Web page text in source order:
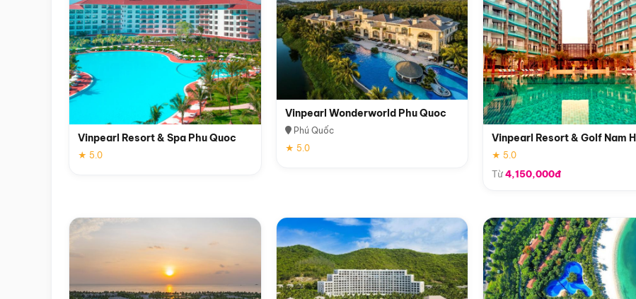
Vinpearl Resort & Spa Phu Quoc
★ 5.0
Vinpearl Wonderworld Phu Quoc
Phú Quốc
★ 5.0
Vinpearl Resort & Golf Nam
★ 5.0
Từ4,150,000đ